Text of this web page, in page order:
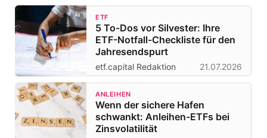
ETF
5 To-Dos vor Silvester: Ihre
ETF-Notfall-Checkliste für den
Jahresendspurt
etf.capital Redaktion 21.07.2026
ANLEIHEN
Wenn der sichere Hafen
schwankt: Anleihen-ETFs bei
Zinsvolatilität